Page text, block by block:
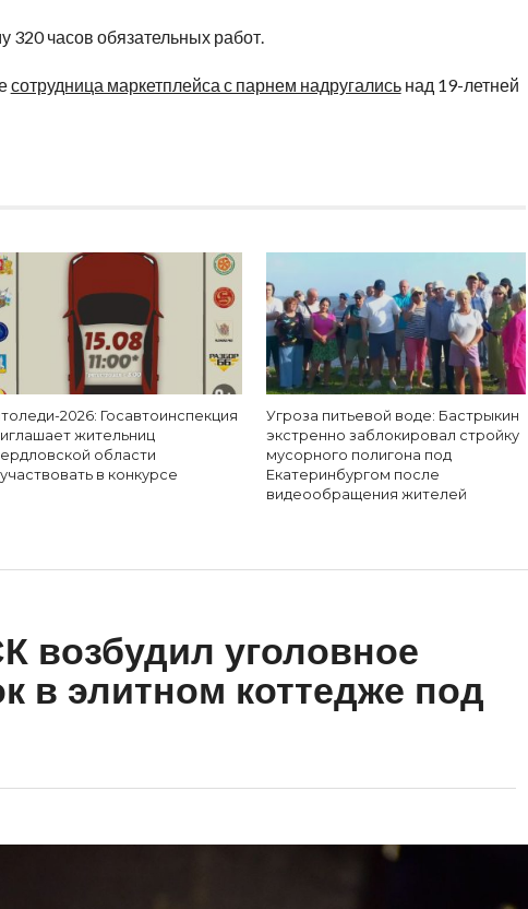
320 часов обязательных работ.
сотрудница маркетплейса с парнем надругалисьнад 19-летней
2026: Госавтоинспекция
жительниц
области
в конкурсе
Угроза питьевой воде: Бастрыкин
экстренно заблокировал стройку
мусорного полигона под
Екатеринбургом после
видеообращения жителей
возбудил уголовное
в элитном коттедже под